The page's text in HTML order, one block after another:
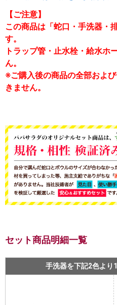
【ご注意】
この商品は「蛇口・手洗器・
す。
トラップ管・止水栓・給水ホ
ん。
※ご購入後の商品の全部およ
きません。
セット商品明細一覧
手洗器を下記2色より